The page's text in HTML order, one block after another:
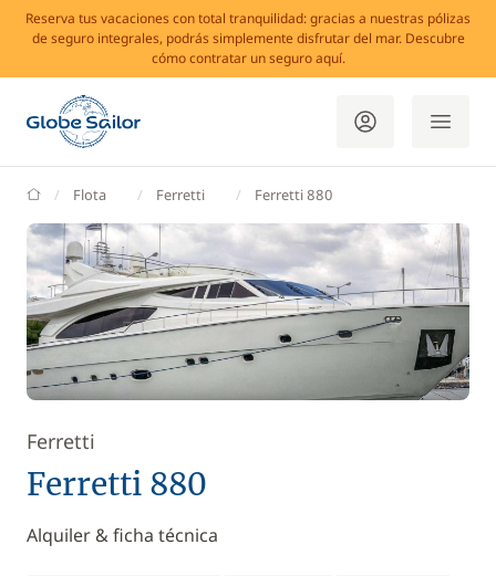
Reserva tus vacaciones con total tranquilidad: gracias a nuestras pólizas
de seguro integrales, podrás simplemente disfrutar del mar. Descubre
cómo contratar un seguro aquí.
GlobeSailor
Flota Ferretti Ferretti 880
Ferretti
Ferretti 880
Alquiler & ficha técnica